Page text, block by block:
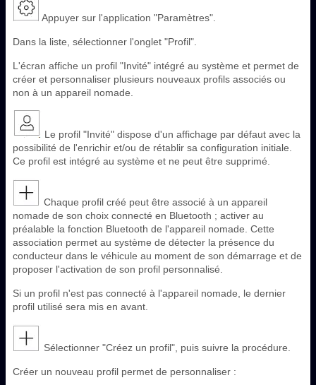
Appuyer sur l'application "Paramètres".
Dans la liste, sélectionner l'onglet "Profil".
L'écran affiche un profil "Invité" intégré au système et permet de
créer et personnaliser plusieurs nouveaux profils associés ou
non à un appareil nomade.
Le profil "Invité" dispose d'un affichage par défaut avec la
possibilité de l'enrichir et/ou de rétablir sa configuration initiale.
Ce profil est intégré au système et ne peut être supprimé.
Chaque profil créé peut être associé à un appareil
nomade de son choix connecté en Bluetooth ; activer au
préalable la fonction Bluetooth de l'appareil nomade. Cette
association permet au système de détecter la présence du
conducteur dans le véhicule au moment de son démarrage et de
proposer l'activation de son profil personnalisé.
Si un profil n'est pas connecté à l'appareil nomade, le dernier
profil utilisé sera mis en avant.
Sélectionner "Créez un profil", puis suivre la procédure.
Créer un nouveau profil permet de personnaliser :